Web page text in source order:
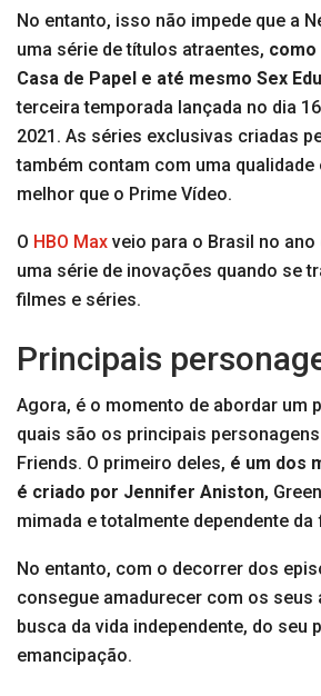
No entanto, isso não impede que a
uma série de títulos atraentes, como
Casa de Papel e até mesmo Sex
terceira temporada lançada no dia
2021. As séries exclusivas criadas
também contam com uma qualidade
melhor que o Prime Vídeo.
O HBO Max veio para o Brasil no ano
uma série de inovações quando se
filmes e séries.
Principais
Agora, é o momento de abordar um
quais são os principais
Friends. O primeiro deles, é um dos
é criado por Jennifer Aniston,
mimada e totalmente dependente da
No entanto, com o decorrer dos
consegue amadurecer com os seus
busca da vida independente, do seu
emancipação.